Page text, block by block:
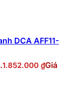
DCA AFF11-
1.852.000 ₫Giá